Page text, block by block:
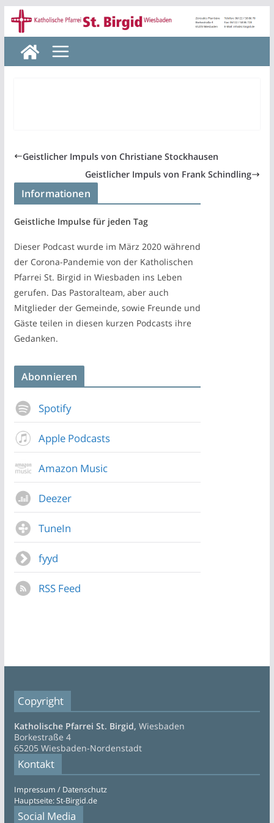
Zum
Inhalt
springen
Geistlicher Impuls von Christiane Stockhausen
Geistlicher Impuls von Frank Schindling
Informationen
Geistliche Impulse für jeden Tag
Dieser Podcast wurde im März 2020 während
der Corona-Pandemie von der Katholischen
Pfarrei St. Birgid in Wiesbaden ins Leben
gerufen. Das Pastoralteam, aber auch
Mitglieder der Gemeinde, sowie Freunde und
Gäste teilen in diesen kurzen Podcasts ihre
Gedanken.
Abonnieren
Spotify
Apple Podcasts
Amazon Music
Deezer
TuneIn
fyyd
RSS Feed
Copyright
Katholische Pfarrei St. Birgid, Wiesbaden
Borkestraße 4
65205 Wiesbaden-Nordenstadt
Kontakt
Impressum / Datenschutz
Hauptseite: St-Birgid.de
Social Media